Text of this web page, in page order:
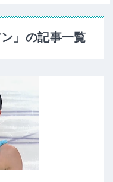
」の記事一覧